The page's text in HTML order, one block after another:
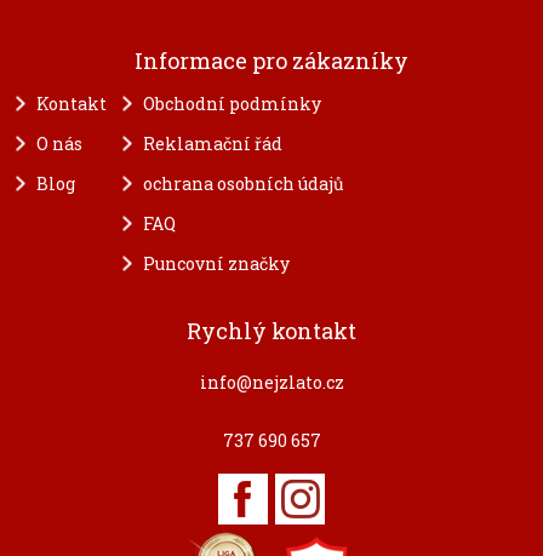
Informace pro zákazníky
Kontakt
O nás
Blog
Obchodní podmínky
Reklamační řád
ochrana osobních údajů
FAQ
Puncovní značky
Rychlý kontakt
info@nejzlato.cz
737 690 657